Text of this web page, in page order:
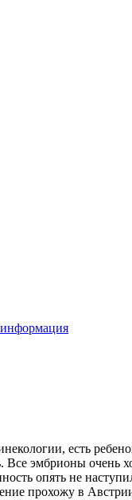
есть
эмбрионы очень
опять не
прохожу в